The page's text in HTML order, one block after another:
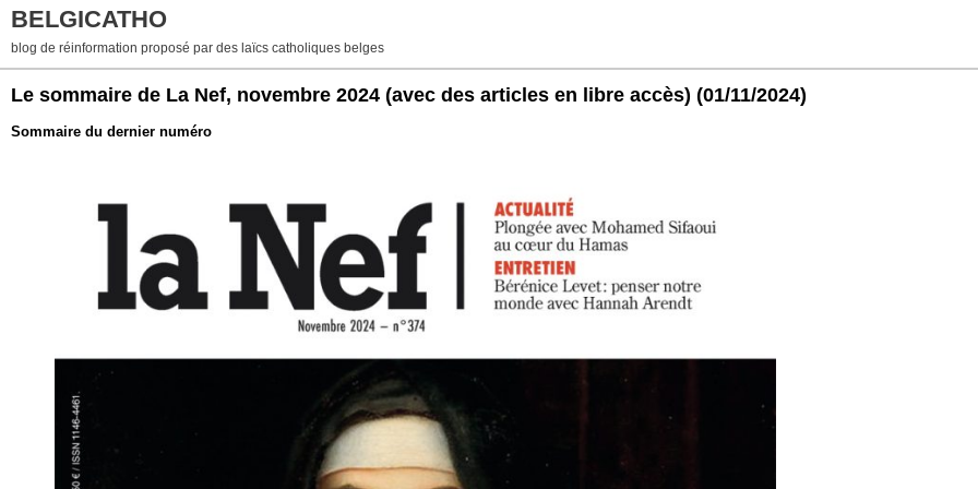
BELGICATHO
blog de réinformation proposé par des laïcs catholiques belges
Le sommaire de La Nef, novembre 2024 (avec des articles en libre accès) (01/11/2024)
Sommaire du dernier numéro